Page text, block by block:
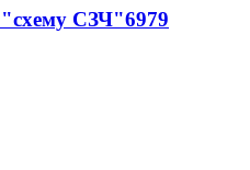
СЗЧ"6979